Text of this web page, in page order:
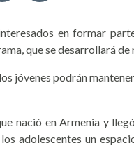
en formar
que se desarrollará de
jóvenes podrán
nació en Armenia y
adolescentes un